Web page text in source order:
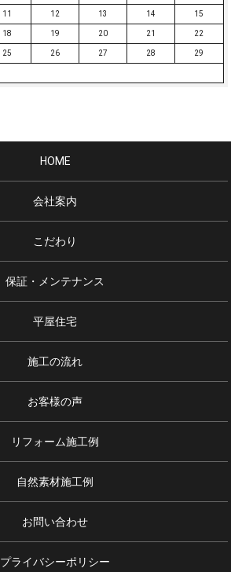
11 12 13 14 15
18 19 20 21 22
25 26 27 28 29
HOME
会社案内
こだわり
保証・メンテナンス
平屋住宅
施工の流れ
お客様の声
リフォーム施工例
自然素材施工例
お問い合わせ
プライバシーポリシー